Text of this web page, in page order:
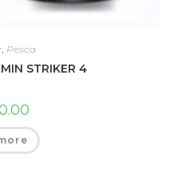
Pesca
STRIKER 4